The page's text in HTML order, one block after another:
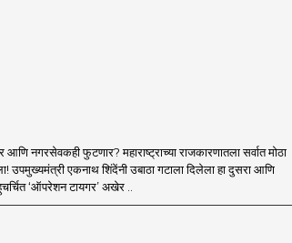
नगरसेवकही फुटणार? महाराष्ट्राच्या राजकारणातला सर्वात मोठा
उपमुख्यमंत्री एकनाथ शिंदेंनी उबाठा गटाला दिलेला हा दुसरा आणि
‘ऑपरेशन टायगर’ अखेर ..